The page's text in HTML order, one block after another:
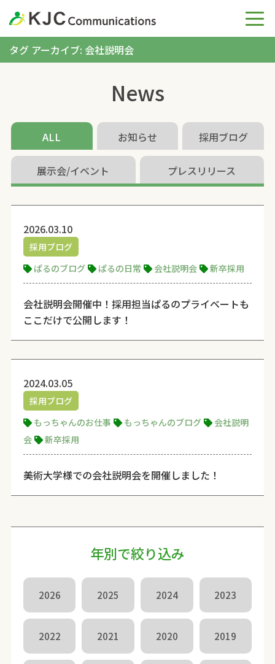
タグ アーカイブ: 会社説明会
News
ALL お知らせ 採用ブログ
展示会/イベント プレスリリース
2026.03.10
採用ブログ
ぱるのブログ
ぱるの日常 会社説明会 新卒採用
会社説明会開催中！採用担当ぱるのプライベートも
ここだけで公開します！
2024.03.05
採用ブログ
もっちゃんのお仕事
もっちゃんのブログ
会社説明
会
新卒採用
美術大学様での会社説明会を開催しました！
年別で絞り込み
2026 2025 2024 2023
2022 2021 2020 2019